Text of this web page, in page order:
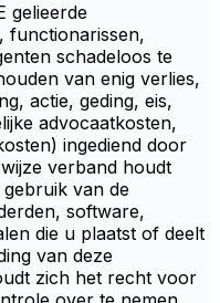
gelieerde
functionarissen,
schadeloos te
van enig verlies,
actie, geding, eis,
advocaatkosten,
ingediend door
verband houdt
van de
software,
die u plaatst of deelt
van deze
zich het recht voor